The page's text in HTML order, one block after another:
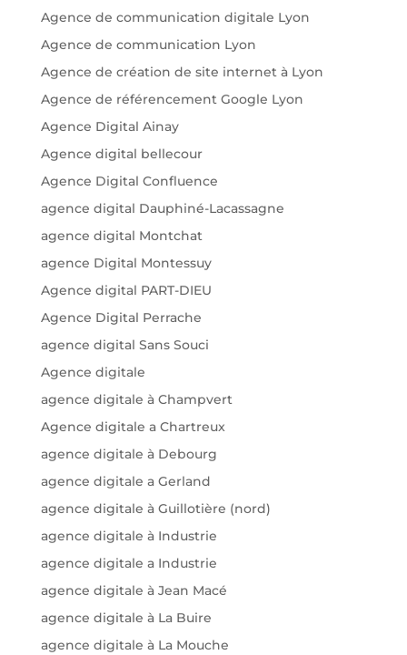
Agence de communication digitale Lyon
Agence de communication Lyon
Agence de création de site internet à Lyon
Agence de référencement Google Lyon
Agence Digital Ainay
Agence digital bellecour
Agence Digital Confluence
agence digital Dauphiné-Lacassagne
agence digital Montchat
agence Digital Montessuy
Agence digital PART-DIEU
Agence Digital Perrache
agence digital Sans Souci
Agence digitale
agence digitale à Champvert
Agence digitale a Chartreux
agence digitale à Debourg
agence digitale a Gerland
agence digitale à Guillotière (nord)
agence digitale à Industrie
agence digitale a Industrie
agence digitale à Jean Macé
agence digitale à La Buire
agence digitale à La Mouche